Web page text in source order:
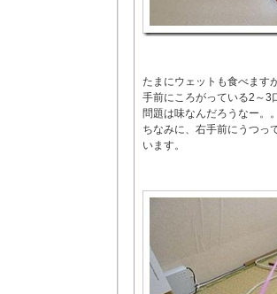
たまにウェットも食べます
手前にころがっている2～3
問題は味なんだろうなー。。
ちなみに、右手前にうつっ
います。